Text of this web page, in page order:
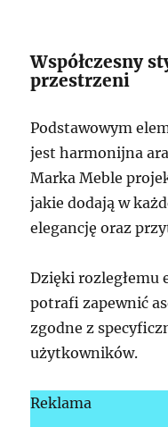
Współczesny
przestrzeni
Podstawowym
jest harmonijna
Marka Meble
jakie dodają w
elegancję oraz
Dzięki rozległemu
potrafi zapewnić
zgodne z
użytkowników.
Reklama